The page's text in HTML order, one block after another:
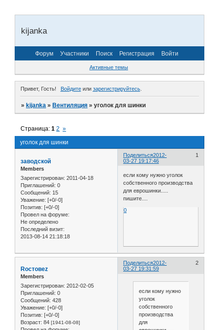
kijanka
Форум Участники Поиск Регистрация Войти
Активные темы
Привет, Гость! Войдитеили зарегистрируйтесь.
»kijanka »Вентиляция »уголок для шинки
уголок для шинки
Страница:1 2 »
Поделиться 1
2012-
03-27 19:17:46
заводской
Members
Зарегистрирован: 2011-04-18
Приглашений: 0
Сообщений: 15
Уважение: [+0/-0]
Позитив: [+0/-0]
Провел на форуме:
Не определено
Последний визит:
2013-08-14 21:18:18
если кому нужно уголок
собственного производства
для еврошинки.....
пишите....
0
Поделиться 2
2012-
03-27 19:31:59
Roстовеz
Members
Зарегистрирован: 2012-02-05
Приглашений: 0
Сообщений: 428
Уважение: [+0/-0]
Позитив: [+0/-0]
Возраст: 84 [1941-08-08]
если кому нужно
уголок
собственного
производства
для